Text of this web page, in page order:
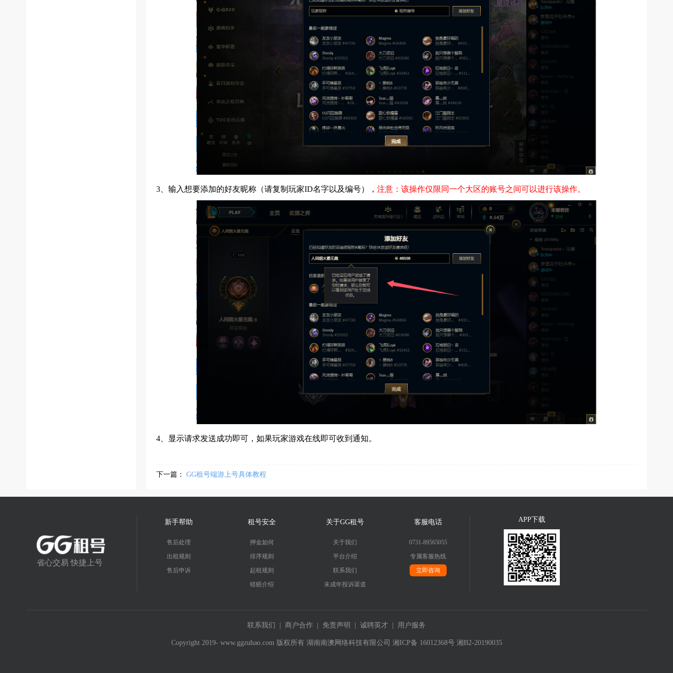
3、输入想要添加的好友昵称（请复制玩家ID名字以及编号）， 注意：该操作仅限同一个大区的账号之间可以进行该操作。
4、显示请求发送成功即可，如果玩家游戏在线即可收到通知。
下一篇： GG租号端游上号具体教程
省心交易 快捷上号
新手帮助
售后处理
出租规则
售后申诉
租号安全
押金如何
排序规则
起租规则
错赔介绍
关于GG租号
关于我们
平台介绍
联系我们
未成年投诉渠道
客服电话
0731-89565055
专属客服热线
立即咨询
APP下载
联系我们 商户合作 免责声明 诚聘英才 用户服务
Copyright 2019- www.ggzuhao.com 版权所有 湖南南澳网络科技有限公司 湘ICP备 16012368号 湘B2-20190035